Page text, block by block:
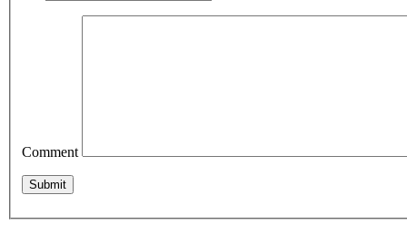
Comment